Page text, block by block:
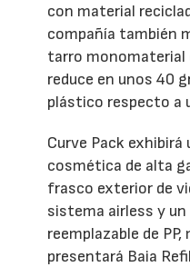
con material
compañía también
tarro monomaterial
reduce en unos 40
plástico respecto a
Curve Pack exhibirá
cosmética de alta
frasco exterior de
sistema airless y
reemplazable de
presentará Baia